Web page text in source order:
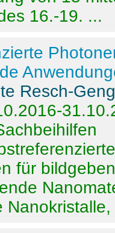
16.-19. ...
Resch-
für